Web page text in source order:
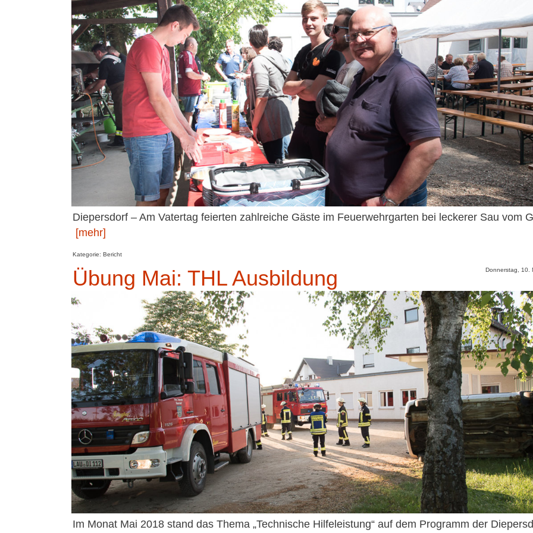
Diepersdorf – Am Vatertag feierten zahlreiche Gäste im Feuerwehrgarten bei leckerer Sau vom
[mehr]
Kategorie: Bericht
Donnerstag, 10.
Übung Mai: THL Ausbildung
Im Monat Mai 2018 stand das Thema „Technische Hilfeleistung“ auf dem Programm der